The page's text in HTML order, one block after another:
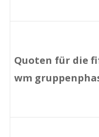
Quoten für die
wm